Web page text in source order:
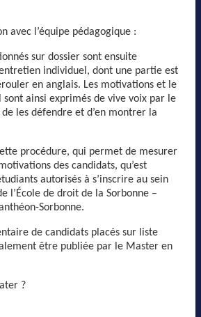
avec l’équipe pédagogique :
sur dossier sont ensuite
individuel, dont une partie est
en anglais. Les motivations et le
ainsi exprimés de vive voix par le
les défendre et d’en montrer la
procédure, qui permet de mesurer
des candidats, qu’est
autorisés à s’inscrire au sein
l’École de droit de la Sorbonne –
Sorbonne.
de candidats placés sur liste
être publiée par le Master en
?